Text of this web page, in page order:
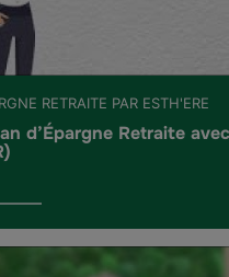
RETRAITE PAR ESTH'ERE
d’Épargne Retraite avec